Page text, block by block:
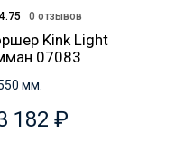
4.75 0 отзывов
Kink Light
07083
мм.
182 ₽